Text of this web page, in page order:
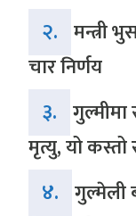
२. मन्त्री
चार निर्णय
३.
मृत्यु, यो कस्तो
४. गुल्मेली